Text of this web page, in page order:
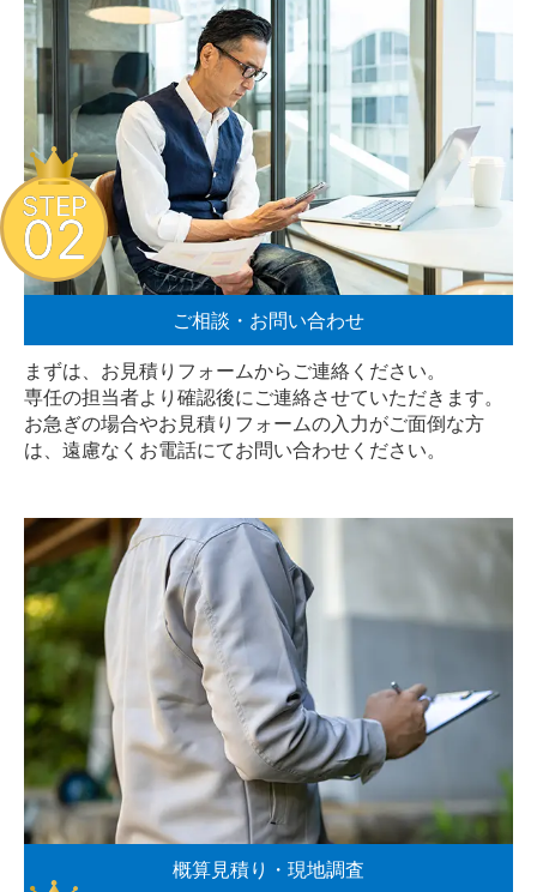
ご相談・お問い合わせ
まずは、お見積りフォームからご連絡ください。
専任の担当者より確認後にご連絡させていただきます。
お急ぎの場合やお見積りフォームの入力がご面倒な方
は、遠慮なく お電話にてお問い合わせください。
STEP
02
概算見積り・現地調査